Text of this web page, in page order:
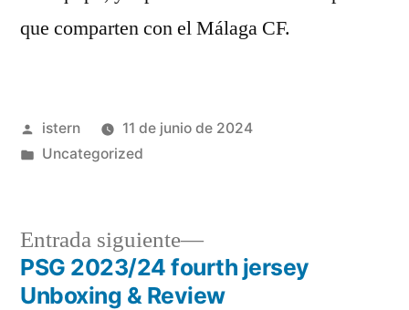
que comparten con el Málaga CF.
Publicado
por
istern
11 de junio de 2024
Publicado
Uncategorized
Navegación
Entrada siguiente
Entrada
siguiente:
PSG 2023/24 fourth jersey
Unboxing & Review